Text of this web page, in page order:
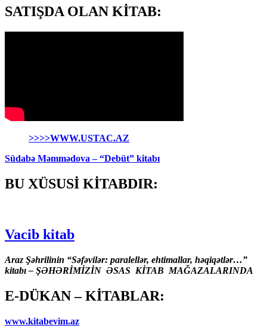
SATIŞDA OLAN KİTAB:
>>>>WWW.USTAC.AZ
Südabə Məmmədova – “Debüt” kitabı
BU XÜSUSİ KİTABDIR:
Vacib kitab
Araz Şəhrilinin “Səfəvilər: paralellər, ehtimallar, həqiqətlər…”
kitabı – ŞƏHƏRİMİZİN ƏSAS KİTAB MAĞAZALARINDA
E-DÜKAN – KİTABLAR:
www.kitabevim.az